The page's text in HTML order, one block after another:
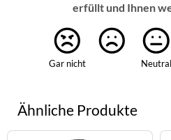
erfüllt und Ihnen
Gar nicht Neutral
Ähnliche Produkte